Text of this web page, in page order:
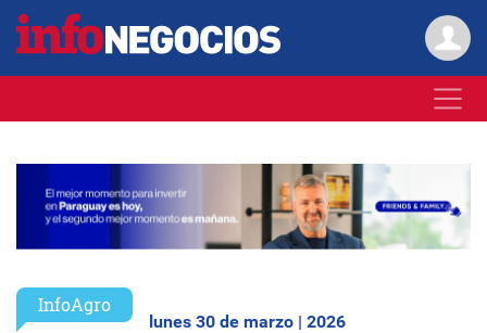
InfoAgro
lunes 30 de marzo | 2026